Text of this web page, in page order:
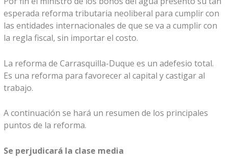
esperada reforma tributaria neoliberal para cumplir con
las entidades internacionales de que se va a cumplir con
la regla fiscal, sin importar el costo.
La reforma de Carrasquilla-Duque es un adefesio total.
Es una reforma para favorecer al capital y castigar al
trabajo.
A continuación se hará un resumen de los principales
puntos de la reforma.
Se perjudicará la clase media